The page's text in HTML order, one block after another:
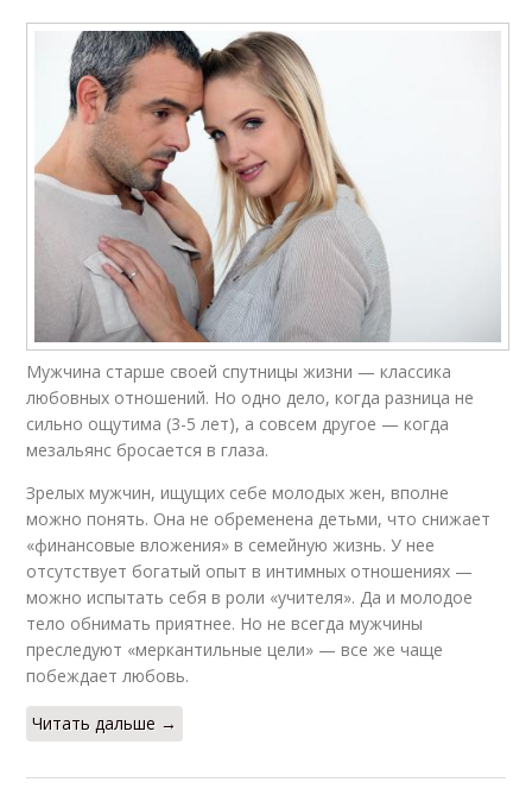
Мужчина старше своей спутницы жизни — классика
любовных отношений. Но одно дело, когда разница не
сильно ощутима (3-5 лет), а совсем другое — когда
мезальянс бросается в глаза.
Зрелых мужчин, ищущих себе молодых жен, вполне
можно понять. Она не обременена детьми, что снижает
«финансовые вложения» в семейную жизнь. У нее
отсутствует богатый опыт в интимных отношениях —
можно испытать себя в роли «учителя». Да и молодое
тело обнимать приятнее. Но не всегда мужчины
преследуют «меркантильные цели» — все же чаще
побеждает любовь.
Читать дальше →